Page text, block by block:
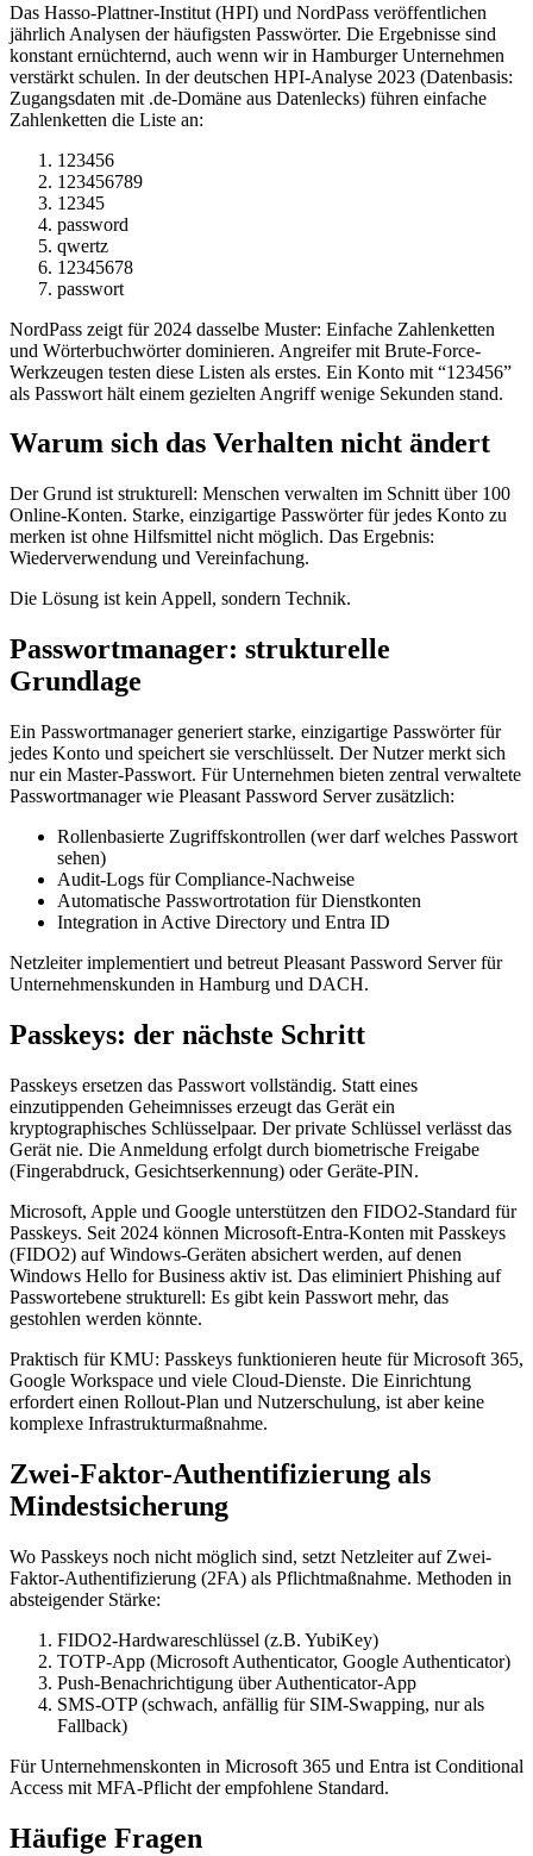
Das Hasso-Plattner-Institut (HPI) und NordPass veröffentlichen
jährlich Analysen der häufigsten Passwörter. Die Ergebnisse sind
konstant ernüchternd, auch wenn wir in Hamburger Unternehmen
verstärkt schulen. In der deutschen HPI-Analyse 2023 (Datenbasis:
Zugangsdaten mit .de-Domäne aus Datenlecks) führen einfache
Zahlenketten die Liste an:
123456
123456789
12345
password
qwertz
12345678
passwort
NordPass zeigt für 2024 dasselbe Muster: Einfache Zahlenketten
und Wörterbuchwörter dominieren. Angreifer mit Brute-Force-
Werkzeugen testen diese Listen als erstes. Ein Konto mit “123456”
als Passwort hält einem gezielten Angriff wenige Sekunden stand.
Warum sich das Verhalten nicht ändert
Der Grund ist strukturell: Menschen verwalten im Schnitt über 100
Online-Konten. Starke, einzigartige Passwörter für jedes Konto zu
merken ist ohne Hilfsmittel nicht möglich. Das Ergebnis:
Wiederverwendung und Vereinfachung.
Die Lösung ist kein Appell, sondern Technik.
Passwortmanager: strukturelle
Grundlage
Ein Passwortmanager generiert starke, einzigartige Passwörter für
jedes Konto und speichert sie verschlüsselt. Der Nutzer merkt sich
nur ein Master-Passwort. Für Unternehmen bieten zentral verwaltete
Passwortmanager wie Pleasant Password Server zusätzlich:
Rollenbasierte Zugriffskontrollen (wer darf welches Passwort
sehen)
Audit-Logs für Compliance-Nachweise
Automatische Passwortrotation für Dienstkonten
Integration in Active Directory und Entra ID
Netzleiter implementiert und betreut Pleasant Password Server für
Unternehmenskunden in Hamburg und DACH.
Passkeys: der nächste Schritt
Passkeys ersetzen das Passwort vollständig. Statt eines
einzutippenden Geheimnisses erzeugt das Gerät ein
kryptographisches Schlüsselpaar. Der private Schlüssel verlässt das
Gerät nie. Die Anmeldung erfolgt durch biometrische Freigabe
(Fingerabdruck, Gesichtserkennung) oder Geräte-PIN.
Microsoft, Apple und Google unterstützen den FIDO2-Standard für
Passkeys. Seit 2024 können Microsoft-Entra-Konten mit Passkeys
(FIDO2) auf Windows-Geräten absichert werden, auf denen
Windows Hello for Business aktiv ist. Das eliminiert Phishing auf
Passwortebene strukturell: Es gibt kein Passwort mehr, das
gestohlen werden könnte.
Praktisch für KMU: Passkeys funktionieren heute für Microsoft 365,
Google Workspace und viele Cloud-Dienste. Die Einrichtung
erfordert einen Rollout-Plan und Nutzerschulung, ist aber keine
komplexe Infrastrukturmaßnahme.
Zwei-Faktor-Authentifizierung als
Mindestsicherung
Wo Passkeys noch nicht möglich sind, setzt Netzleiter auf Zwei-
Faktor-Authentifizierung (2FA) als Pflichtmaßnahme. Methoden in
absteigender Stärke:
FIDO2-Hardwareschlüssel (z.B. YubiKey)
TOTP-App (Microsoft Authenticator, Google Authenticator)
Push-Benachrichtigung über Authenticator-App
SMS-OTP (schwach, anfällig für SIM-Swapping, nur als
Fallback)
Für Unternehmenskonten in Microsoft 365 und Entra ist Conditional
Access mit MFA-Pflicht der empfohlene Standard.
Häufige Fragen